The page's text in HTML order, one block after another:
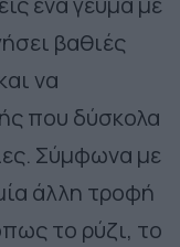
βαθιές
να
που δύσκολα
Σύμφωνα με
άλλη τροφή
το ρύζι, το